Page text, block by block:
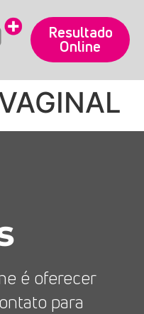
Resultado
Online
é oferecer
para